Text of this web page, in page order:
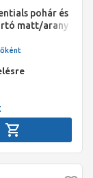
pohár és
matt/arany